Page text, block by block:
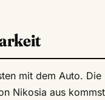
mit dem Auto.
Nikosia aus